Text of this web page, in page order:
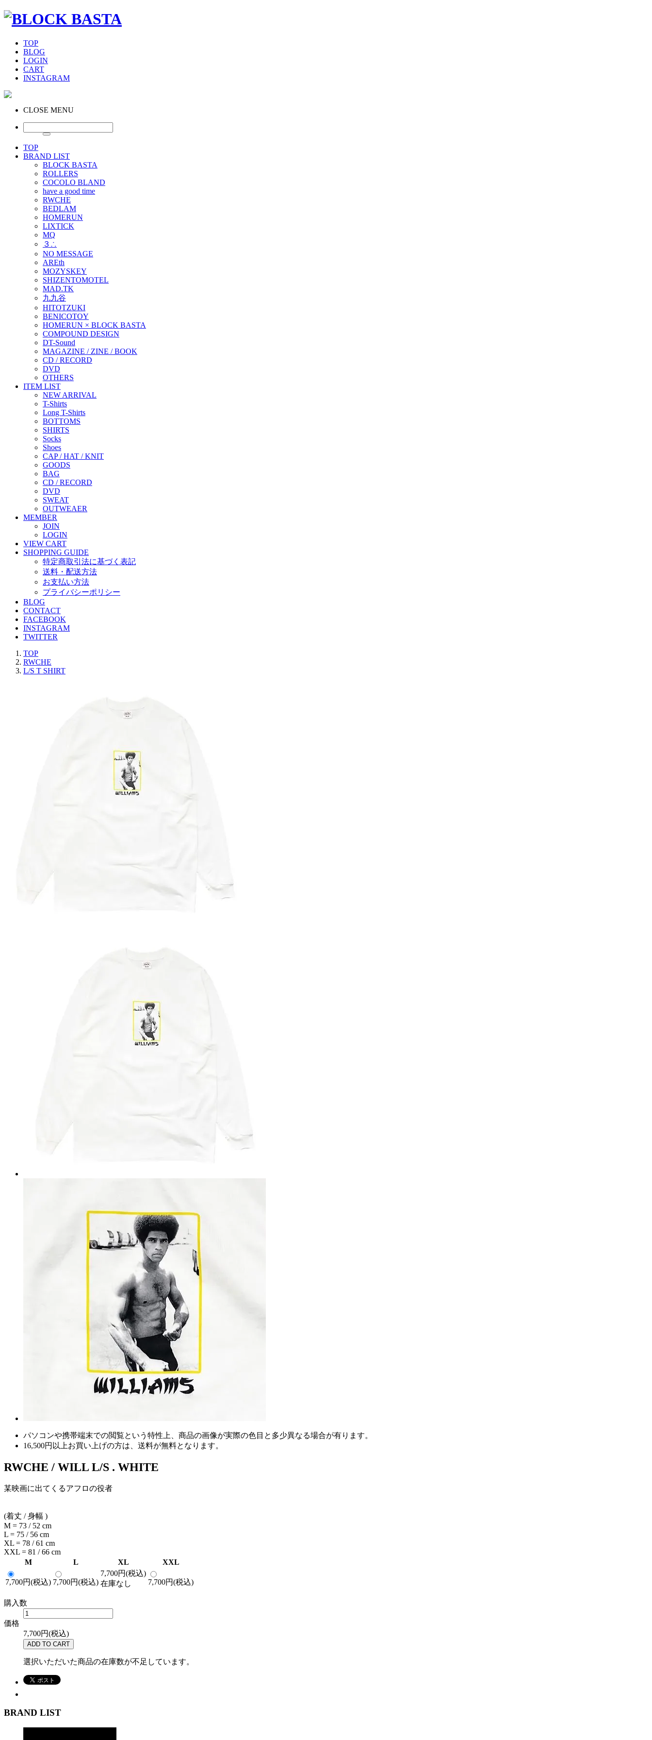
TOP
BLOG
LOGIN
CART
INSTAGRAM
CLOSE MENU
TOP
BRAND LIST
BLOCK BASTA
ROLLERS
COCOLO BLAND
have a good time
RWCHE
BEDLAM
HOMERUN
LIXTICK
MQ
３∴
NO MESSAGE
AREth
MOZYSKEY
SHIZENTOMOTEL
MAD.TK
九九谷
HITOTZUKI
BENICOTOY
HOMERUN × BLOCK BASTA
COMPOUND DESIGN
DT-Sound
MAGAZINE / ZINE / BOOK
CD / RECORD
DVD
OTHERS
ITEM LIST
NEW ARRIVAL
T-Shirts
Long T-Shirts
BOTTOMS
SHIRTS
Socks
Shoes
CAP / HAT / KNIT
GOODS
BAG
CD / RECORD
DVD
SWEAT
OUTWEAER
MEMBER
JOIN
LOGIN
VIEW CART
SHOPPING GUIDE
特定商取引法に基づく表記
送料・配送方法
お支払い方法
プライバシーポリシー
BLOG
CONTACT
FACEBOOK
INSTAGRAM
TWITTER
TOP
RWCHE
L/S T SHIRT
パソコンや携帯端末での閲覧という特性上、商品の画像が実際の色目と多少異なる場合が有ります。
16,500円以上お買い上げの方は、 送料が無料となります。
RWCHE / WILL L/S . WHITE
某映画に出てくるアフロの役者
(着丈 / 身幅 )
M = 73 / 52 cm
L = 75 / 56 cm
XL = 78 / 61 cm
XXL = 81 / 66 cm
M
L XL XXL
7,700円(税込) 7,700円(税込)
7,700円(税込)
在庫なし
7,700円(税込)
購入数
価格
7,700円(税込)
選択いただいた商品の在庫数が不足しています。
BRAND LIST